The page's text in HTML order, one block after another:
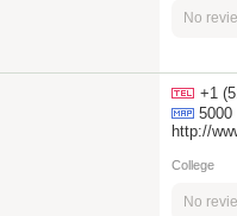
No
+1
5000
http://
College
No